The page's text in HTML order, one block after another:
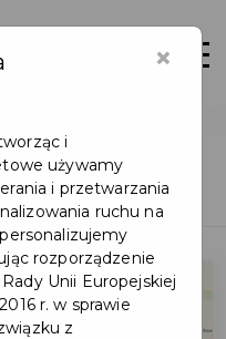
Świętych i
×
i
używamy
i przetwarzania
ruchu na
rozporządzenie
Unii Europejskiej
r. w sprawie
z